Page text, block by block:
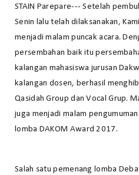
STAIN Parepare--- Setelah
Senin lalu telah dilaksanakan,
menjadi malam puncak acara.
persembahan baik itu
kalangan mahasiswa jurusan
kalangan dosen, berhasil
Qasidah Group dan Vocal Grup.
juga menjadi malam
lomba DAKOM Award 2017.
Salah satu pemenang lomba